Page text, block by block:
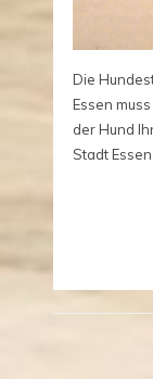
Die
Essen
der Hund
Stadt